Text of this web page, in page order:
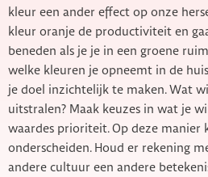
kleur een ander effect op onze
kleur oranje de productiviteit en
beneden als je je in een groene
welke kleuren je opneemt in de
je doel inzichtelijk te maken. Wat
uitstralen? Maak keuzes in wat je
waardes prioriteit. Op deze manier
onderscheiden. Houd er rekening
andere cultuur een andere